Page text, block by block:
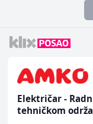
Električar -
tehničkom